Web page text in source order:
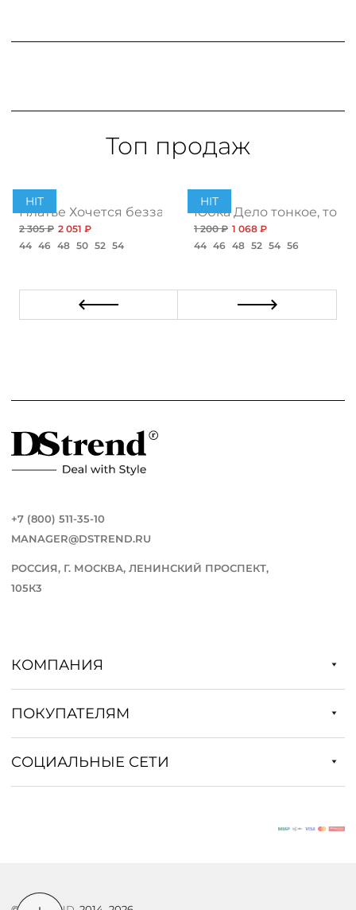
Топ продаж
HIT
Платье Хочется беззаботности, топ
2 305 ₽ 2 051 ₽
44 46 48 50 52 54
HIT
Юбка Дело тонкое, топ
1 200 ₽ 1 068 ₽
44 46 48 52 54 56
+7 (800) 511-35-10
MANAGER@DSTREND.RU
РОССИЯ, Г. МОСКВА, ЛЕНИНСКИЙ ПРОСПЕКТ,
105К3
КОМПАНИЯ
ПОКУПАТЕЛЯМ
СОЦИАЛЬНЫЕ СЕТИ